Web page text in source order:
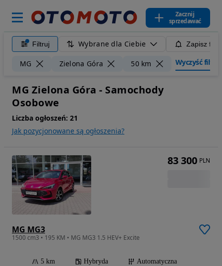
Zacznij
sprzedawać
Filtruj Wybrane dla Ciebie Zapisz
MG Zielona Góra 50 km Wyczyść filtry
MG Zielona Góra - Samochody
Osobowe
Liczba ogłoszeń: 21
Jak pozycjonowane są ogłoszenia?
MG MG3
1500 cm3 • 195 KM • MG MG3 1.5 HEV+ Excite
5 km Hybryda
Automatyczna
83 300 PLN